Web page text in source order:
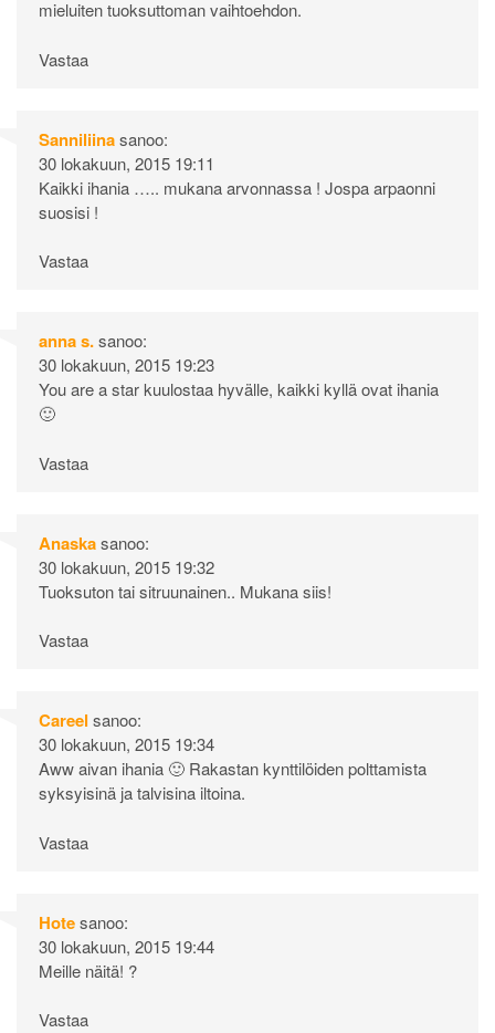
mieluiten tuoksuttoman vaihtoehdon.
Vastaa
Sanniliinasanoo:
30 lokakuun, 2015 19:11
Kaikki ihania ….. mukana arvonnassa ! Jospa arpaonni
suosisi !
Vastaa
anna s.sanoo:
30 lokakuun, 2015 19:23
You are a star kuulostaa hyvälle, kaikki kyllä ovat ihania
🙂
Vastaa
Anaskasanoo:
30 lokakuun, 2015 19:32
Tuoksuton tai sitruunainen.. Mukana siis!
Vastaa
Careel sanoo:
30 lokakuun, 2015 19:34
Aww aivan ihania 🙂 Rakastan kynttilöiden polttamista
syksyisinä ja talvisina iltoina.
Vastaa
Hotesanoo:
30 lokakuun, 2015 19:44
Meille näitä! ?
Vastaa